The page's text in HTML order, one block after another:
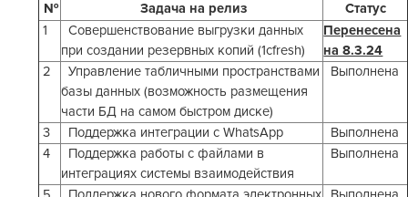
№ Задача на релиз
Статус
1
Совершенствование выгрузки данных
при создании резервных копий (1cfresh)
Перенесена
на 8.3.24
2
Управление табличными пространствами
базы данных (возможность размещения
части БД на самом быстром диске)
Выполнена
3 Поддержка интеграции с WhatsApp
Выполнена
4
Поддержка работы с файлами в
интеграциях системы взаимодействия
Выполнена